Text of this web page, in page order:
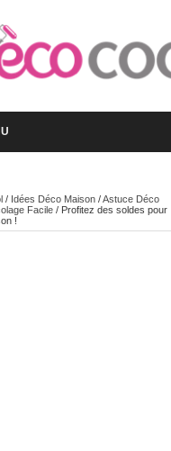
/ Idées Déco Maison/Astuce Déco
Facile/ Profitez des soldes pour
!